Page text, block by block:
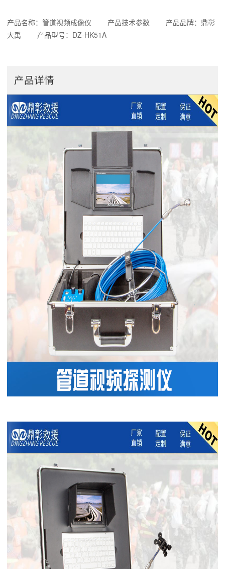
产品名称：管道视频成像仪 产品技术参数 产品品牌：鼎彰
大禹 产品型号：DZ-HK51A
产品详情